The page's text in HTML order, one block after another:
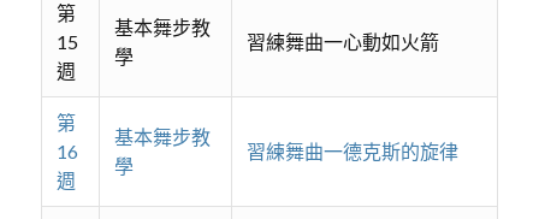
第
15
週
基本舞步教
學
習練舞曲一心動如火箭
第
16
週
基本舞步教
學
習練舞曲一德克斯的旋律